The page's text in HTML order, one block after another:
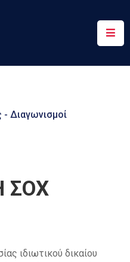
- Διαγωνισμοί
ΣΟΧ
ιδιωτικού δικαίου